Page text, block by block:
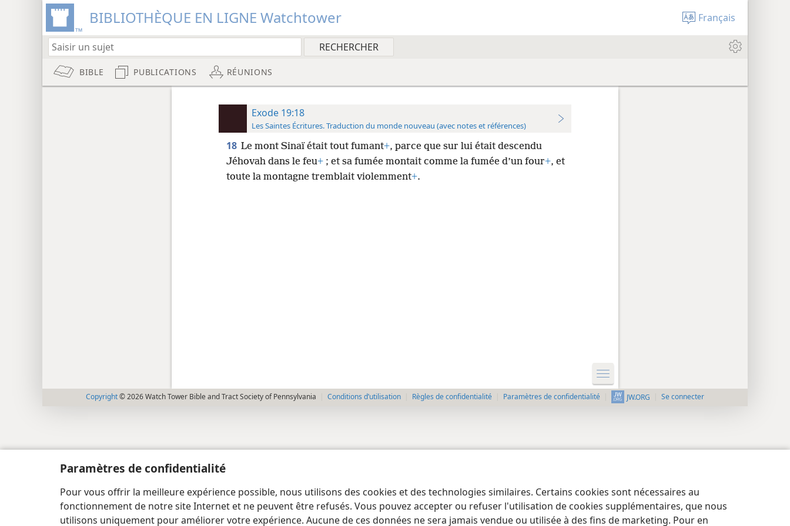
Paramètres de confidentialité
Pour vous offrir la meilleure expérience possible, nous utilisons des cookies et des technologies similaires. Certains cookies sont nécessaires au
fonctionnement de notre site Internet et ne peuvent être refusés. Vous pouvez accepter ou refuser l'utilisation de cookies supplémentaires, que nous
utilisons uniquement pour améliorer votre expérience. Aucune de ces données ne sera jamais vendue ou utilisée à des fins de marketing. Pour en
BIBLIOTHÈQUE EN LIGNE Watchtower Français
BIBLE PUBLICATIONS RÉUNIONS
Exode 19:18
Les Saintes Écritures. Traduction du monde nouveau (avec notes et références)
18 Le mont Sinaï était tout fumant+, parce que sur lui était descendu
Jéhovah dans le feu+; et sa fumée montait comme la fumée d’un four+, et
toute la montagne tremblait violemment+.
Copyright© 2026 Watch Tower Bible and Tract Society of Pennsylvania Conditions d’utilisation Règles de confidentialité Paramètres de confidentialité JW.ORG Se connecter